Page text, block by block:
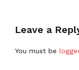
Leave a
You must be